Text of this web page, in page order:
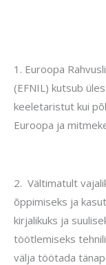
1. Euroopa
(EFNIL) kutsub
keeletaristut kui
Euroopa ja
2. Vältimatult
õppimiseks ja
kirjalikuks ja
töötlemiseks
välja töötada